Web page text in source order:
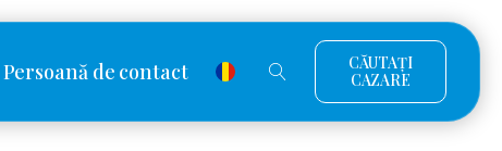
Persoană de contact
CĂUTAȚI
CAZARE